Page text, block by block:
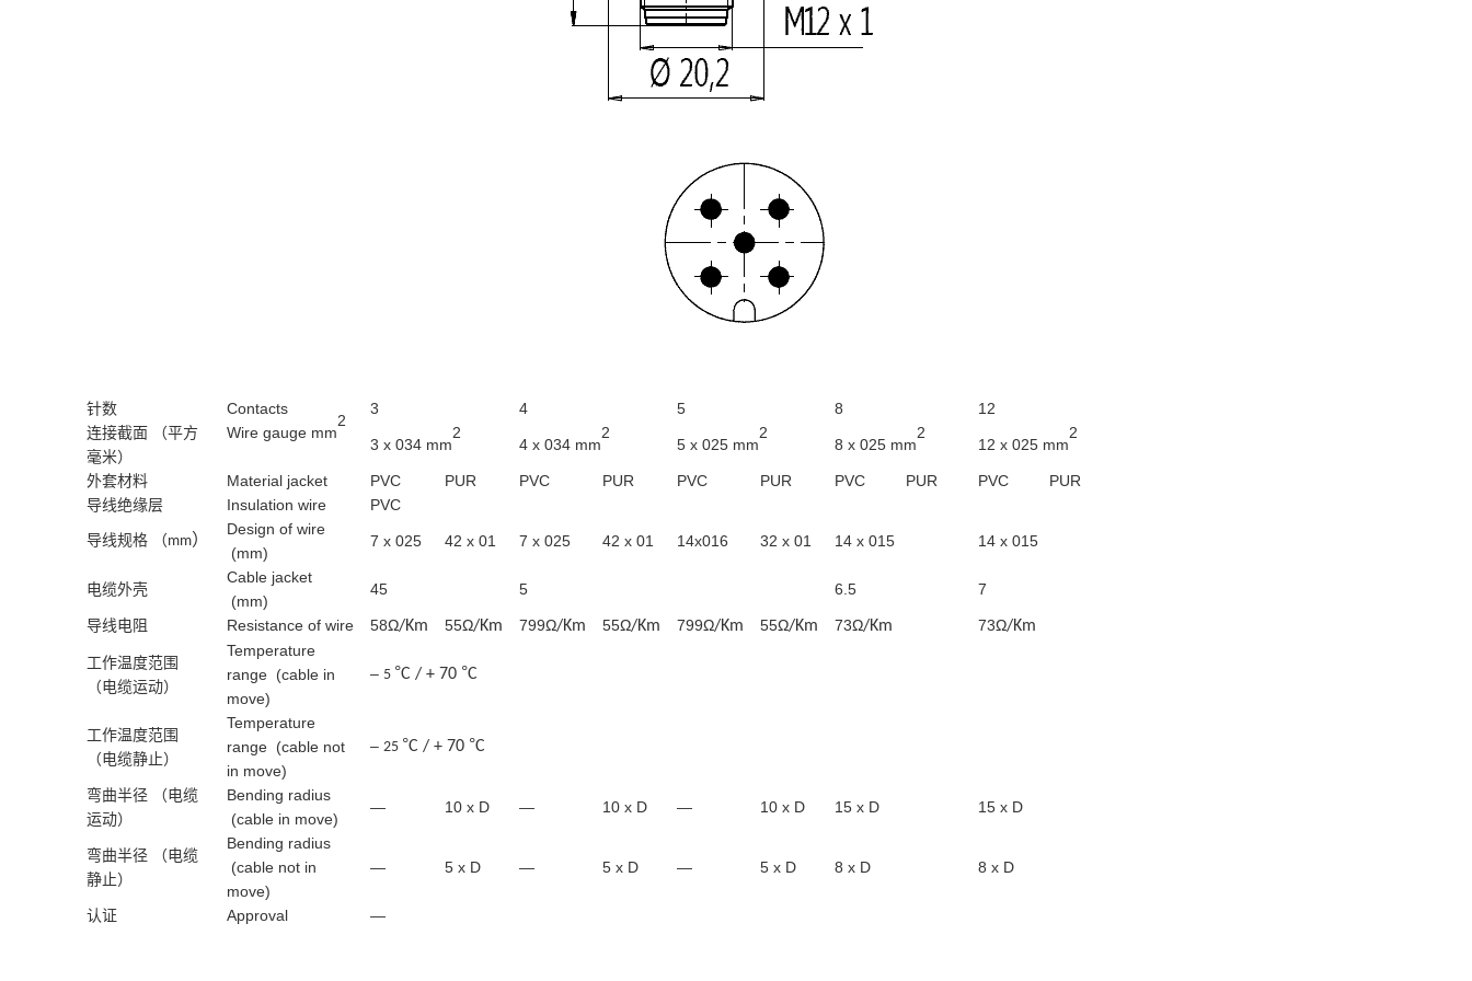
针数 Contacts 3 4 5 8
12
连接截面 （平方
毫米）
Wire gauge mm
2
3 x 034 mm
2
4 x 034 mm
2
5 x 025 mm
2
8 x 025 mm
2
12 x 025 mm
2
外套材料 Material jacket PVC PUR PVC PUR PVC PUR PVC PUR PVC
PUR
导线绝缘层
Insulation wire
PVC
导线规格 （mm）
Design of wire
(mm)
7 x 025 42 x 01 7 x 025 42 x 01 14x016 32 x 01 14 x 015 14 x 015
电缆外壳
Cable jacket
(mm)
45 5 6.5 7
导线电阻 Resistance of wire 58Ω/Km 55Ω/Km 799Ω/Km 55Ω/Km 799Ω/Km 55Ω/Km 73Ω/Km 73Ω/Km
工作温度范围
（电缆运动）
Temperature
range (cable in
move)
– 5 °C / + 70 °C
工作温度范围
（电缆静止）
Temperature
range (cable not
in move)
– 25 °C / + 70 °C
弯曲半径 （电缆
运动）
Bending radius
(cable in move)
— 10 x D — 10 x D — 10 x D 15 x D 15 x D
弯曲半径 （电缆
静止）
Bending radius
(cable not in
move)
— 5 x D — 5 x D — 5 x D 8 x D 8 x D
认证 Approval —